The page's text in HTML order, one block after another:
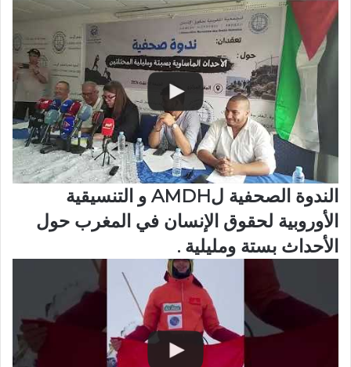
الندوة الصحفية لAMDH و التنسيقية
الأوروبية لحقوق الإنسان في المغرب حول
الأحداث بستة ومليلية .